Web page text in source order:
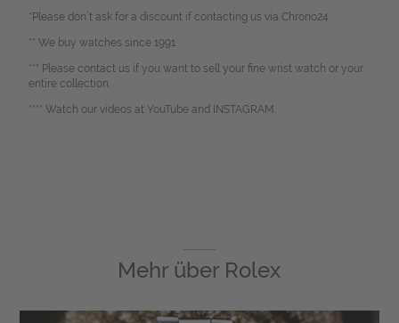
*Please don`t ask for a discount if contacting us via Chrono24.
** We buy watches since 1991.
*** Please contact us if you want to sell your fine wrist watch or your
entire collection.
**** Watch our videos at YouTube and INSTAGRAM.
Mehr über Rolex